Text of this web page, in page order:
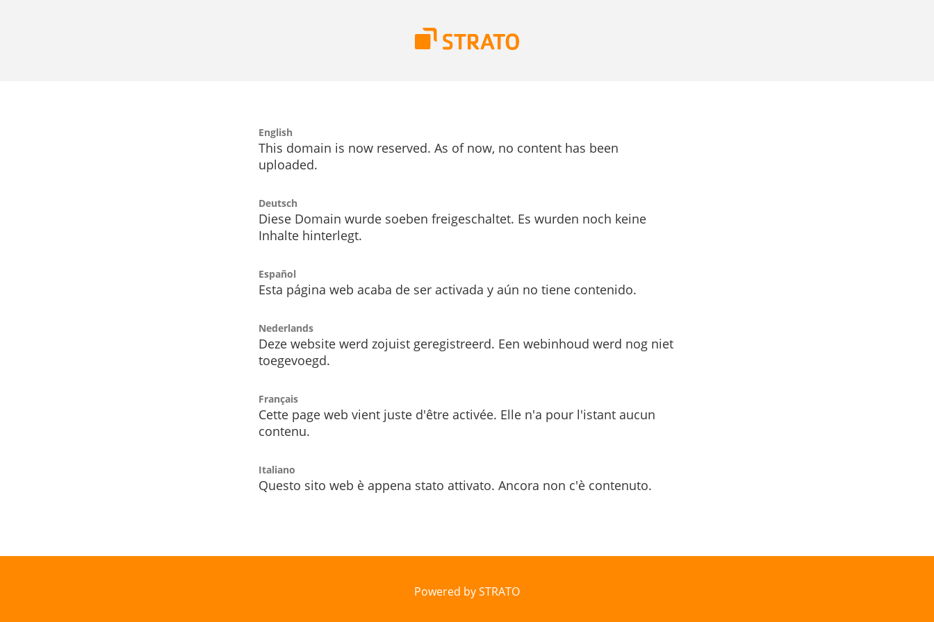
English
This domain is now reserved. As of now, no content has been
uploaded.
Deutsch
Diese Domain wurde soeben freigeschaltet. Es wurden noch keine
Inhalte hinterlegt.
Español
Esta página web acaba de ser activada y aún no tiene contenido.
Nederlands
Deze website werd zojuist geregistreerd. Een webinhoud werd nog niet
toegevoegd.
Français
Cette page web vient juste d'être activée. Elle n'a pour l'istant aucun
contenu.
Italiano
Questo sito web è appena stato attivato. Ancora non c'è contenuto.
Powered by STRATO